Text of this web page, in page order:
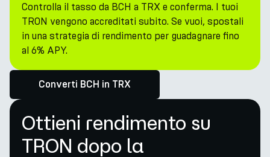
Controlla il tasso da BCH a TRX e conferma. I tuoi
TRON vengono accreditati subito. Se vuoi, spostali
in una strategia di rendimento per guadagnare fino
al 6% APY.
Converti BCH in TRX
Ottieni rendimento su
TRON dopo la